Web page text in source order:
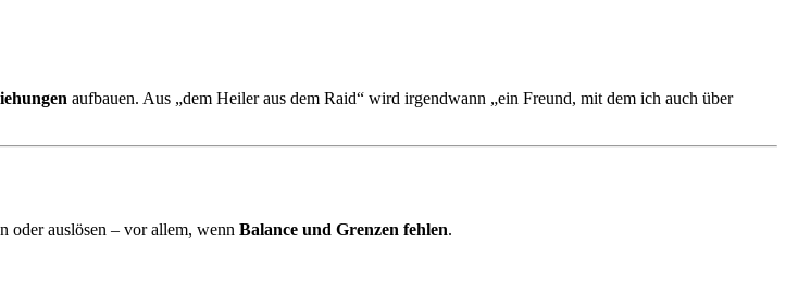
aufbauen. Aus „dem Heiler aus dem Raid“ wird irgendwann „ein Freund, mit dem ich auch über
oder auslösen – vor allem, wenn Balance und Grenzen fehlen.